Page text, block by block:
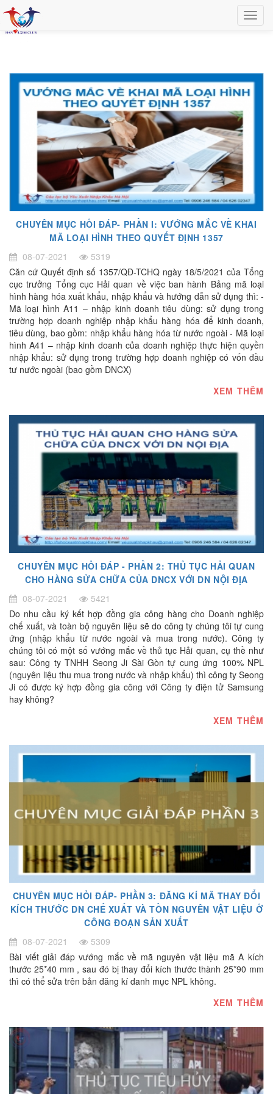
CHUYÊN MỤC HỎI ĐÁP- PHẦN I: VƯỚNG MẮC VỀ KHAI
MÃ LOẠI HÌNH THEO QUYẾT ĐỊNH 1357
08-07-2021
5319
Căn cứ Quyết định số 1357/QĐ-TCHQ ngày 18/5/2021 của Tổng
cục trưởng Tổng cục Hải quan về việc ban hành Bảng mã loại
hình hàng hóa xuất khẩu, nhập khẩu và hướng dẫn sử dụng thì: -
Mã loại hình A11 – nhập kinh doanh tiêu dùng: sử dụng trong
trường hợp doanh nghiệp nhập khẩu hàng hóa để kinh doanh,
tiêu dùng, bao gồm: nhập khẩu hàng hóa từ nước ngoài - Mã loại
hình A41 – nhập kinh doanh của doanh nghiệp thực hiện quyền
nhập khẩu: sử dụng trong trường hợp doanh nghiệp có vốn đầu
tư nước ngoài (bao gồm DNCX)
XEM THÊM
CHUYÊN MỤC HỎI ĐÁP - PHẦN 2: THỦ TỤC HẢI QUAN
CHO HÀNG SỬA CHỮA CỦA DNCX VỚI DN NỘI ĐỊA
08-07-2021
5421
Do nhu cầu ký kết hợp đồng gia công hàng cho Doanh nghiệp
chế xuất, và toàn bộ nguyên liệu sẽ do công ty chúng tôi tự cung
ứng (nhập khẩu từ nước ngoài và mua trong nước). Công ty
chúng tôi có một số vướng mắc về thủ tục Hải quan, cụ thề như
sau: Công ty TNHH Seong Ji Sài Gòn tự cung ứng 100% NPL
(nguyên liệu thu mua trong nước và nhập khẩu) thì công ty Seong
Ji có được ký hợp đồng gia công với Công ty điện tử Samsung
hay không?
XEM THÊM
CHUYÊN MỤC HỎI ĐÁP- PHẦN 3: ĐĂNG KÍ MÃ THAY ĐỔI
KÍCH THƯỚC DN CHẾ XUẤT VÀ TỒN NGUYÊN VẬT LIỆU Ở
CÔNG ĐOẠN SẢN XUẤT
08-07-2021
5309
Bài viết giải đáp vướng mắc về mã nguyên vật liệu mã A kích
thước 25*40 mm , sau đó bị thay đổi kích thước thành 25*90 mm
thì có thể sửa trên bản đăng kí danh mục NPL không.
XEM THÊM